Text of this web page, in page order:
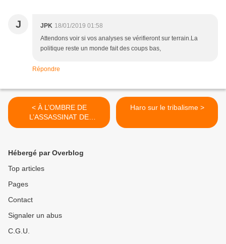
J JPK 18/01/2019 01:58
Attendons voir si vos analyses se vérifieront sur terrain.La
politique reste un monde fait des coups bas,
Répondre
< À L’OMBRE DE
L’ASSASSINAT DE
LUMUMBA : JAN VAN
AYANT ABATTU L’AVION
DU SECRÉTAIRE
HAMMARSKJÖLD RÉVÉLÉ
Haro sur le tribalisme >
Hébergé par Overblog
Top articles
Pages
Contact
Signaler un abus
C.G.U.